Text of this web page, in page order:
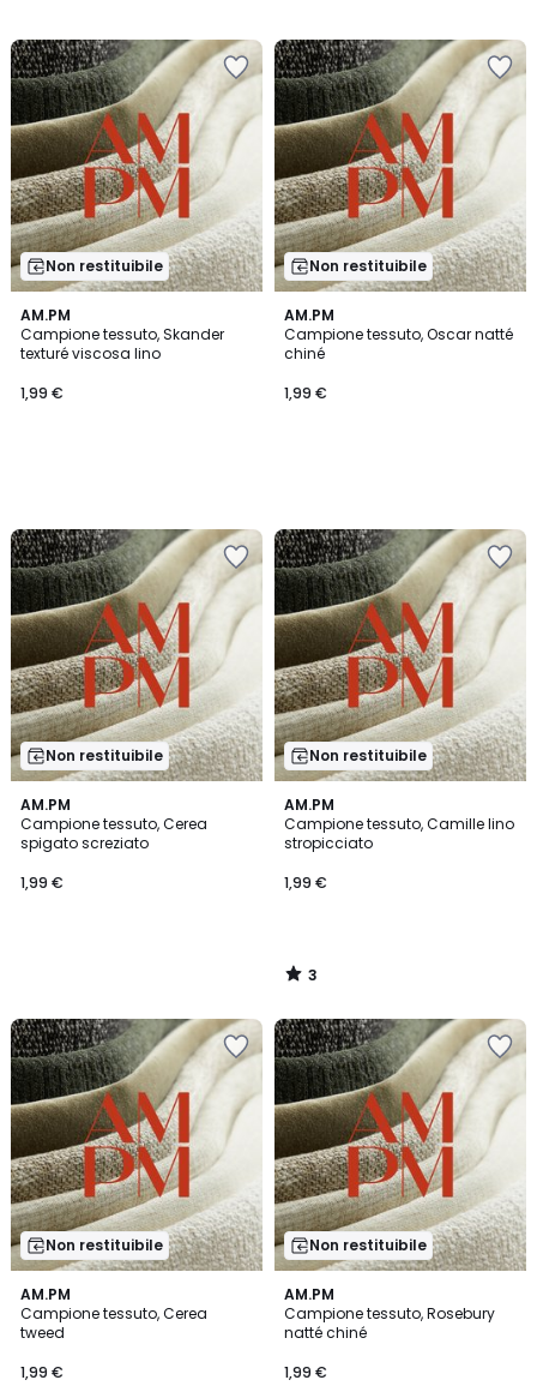
Non restituibile
AM.PM
Campione tessuto, Skander
texturé viscosa lino
1,99 €
Non restituibile
AM.PM
Campione tessuto, Oscar natté
chiné
1,99 €
Non restituibile
AM.PM
Campione tessuto, Cerea
spigato screziato
1,99 €
Non restituibile
AM.PM
Campione tessuto, Camille lino
stropicciato
1,99 €
3
/
5
3
/
Non restituibile
AM.PM
Campione tessuto, Cerea
tweed
1,99 €
Non restituibile
AM.PM
Campione tessuto, Rosebury
natté chiné
1,99 €